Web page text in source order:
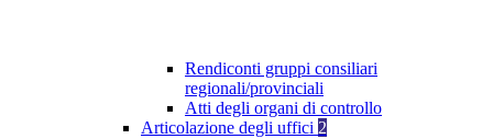
Rendiconti gruppi consiliari
regionali/provinciali
Atti degli organi di controllo
Articolazione degli uffici 2